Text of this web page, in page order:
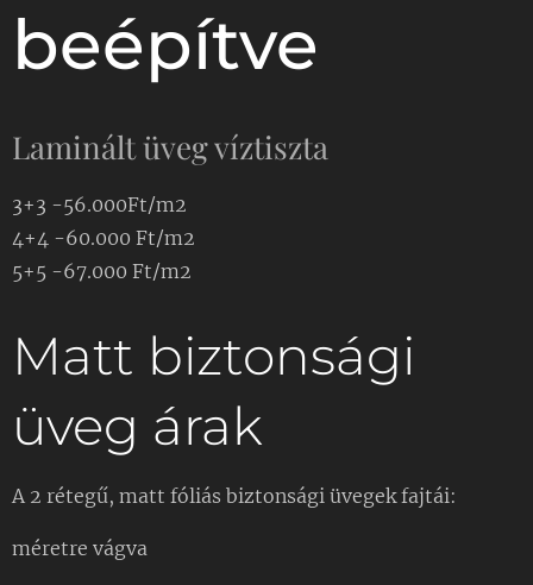
beépítve
Laminált üveg víztiszta
3+3 -56.000Ft/m2
4+4 -60.000 Ft/m2
5+5 -67.000 Ft/m2
Matt biztonsági
üveg árak
A 2 rétegű, matt fóliás biztonsági üvegek fajtái:
méretre vágva